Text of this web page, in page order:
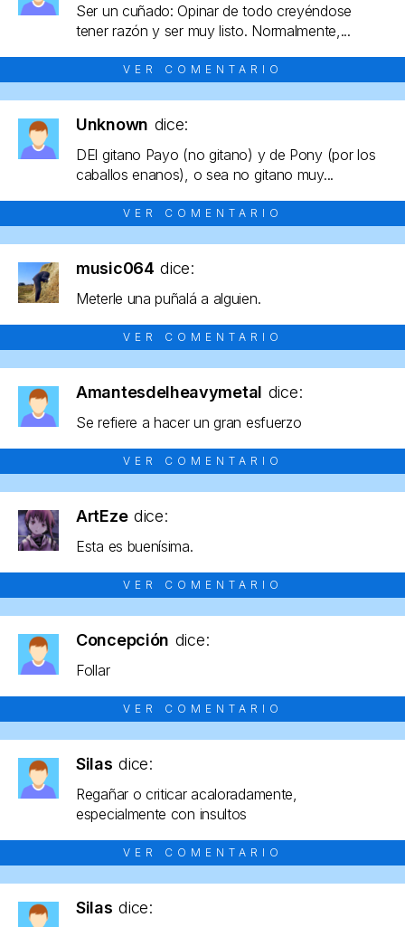
Ser un cuñado: Opinar de todo creyéndose
tener razón y ser muy listo. Normalmente,...
VER COMENTARIO
Unknown dice:
DEl gitano Payo (no gitano) y de Pony (por los
caballos enanos), o sea no gitano muy...
VER COMENTARIO
music064 dice:
Meterle una puñalá a alguien.
VER COMENTARIO
Amantesdelheavymetal dice:
Se refiere a hacer un gran esfuerzo
VER COMENTARIO
ArtEze dice:
Esta es buenísima.
VER COMENTARIO
Concepción dice:
Follar
VER COMENTARIO
Silas dice:
Regañar o criticar acaloradamente,
especialmente con insultos
VER COMENTARIO
Silas dice: